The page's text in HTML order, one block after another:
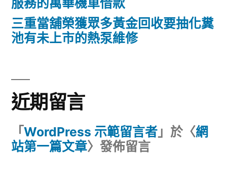
服務的萬華機車借款
三重當舖榮獲眾多黃金回收要抽化糞
池有未上市的熱泵維修
近期留言
「 WordPress 示範留言者 」於〈網
站第一篇文章〉發佈留言